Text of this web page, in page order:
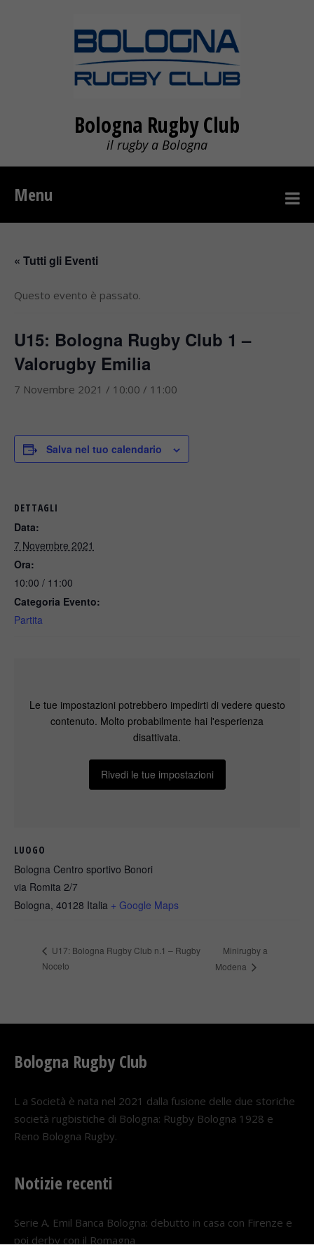
Bologna Rugby Club
il rugby a Bologna
Menu
« Tutti gli Eventi
Questo evento è passato.
U15: Bologna Rugby Club 1 –
Valorugby Emilia
7 Novembre 2021 / 10:00 / 11:00
Salva nel tuo calendario
DETTAGLI
Data:
7 Novembre 2021
Ora:
10:00 / 11:00
Categoria Evento:
Partita
LUOGO
Bologna Centro sportivo Bonori
via Romita 2/7
Bologna, 40128 Italia + Google Maps
Le tue impostazioni potrebbero impedirti di vedere questo
contenuto. Molto probabilmente hai l'esperienza
disattivata.
Rivedi le tue impostazioni
U17: Bologna Rugby Club n.1 – Rugby
Noceto
Minirugby a
Modena
Bologna Rugby Club
L a Società è nata nel 2021 dalla fusione delle due storiche
società rugbistiche di Bologna: Rugby Bologna 1928 e
Reno Bologna Rugby.
Notizie recenti
Serie A. Emil Banca Bologna: debutto in casa con Firenze e
poi derby con il Romagna